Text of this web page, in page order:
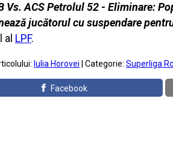
Vs. ACS Petrolul 52 - Eliminare:
jucătorul cu suspendare
LPF.
Iulia Horovei | Categorie: Superliga
Facebook